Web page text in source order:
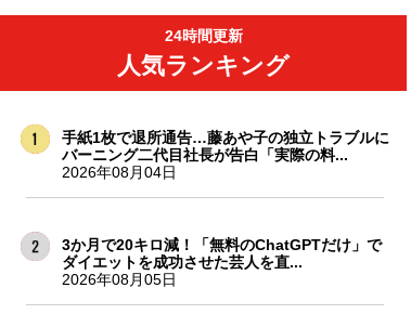
24時間更新
人気ランキング
手紙1枚で退所通告…藤あや子の独立トラブルに
バーニング二代目社長が告白「実際の料...
2026年08月04日
3か月で20キロ減！「無料のChatGPTだけ」で
ダイエットを成功させた芸人を直...
2026年08月05日